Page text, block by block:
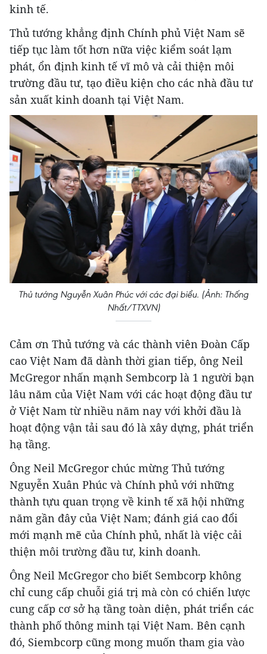
kinh tế.
Thủ tướng khẳng định Chính phủ Việt Nam sẽ
tiếp tục làm tốt hơn nữa việc kiểm soát lạm
phát, ổn định kinh tế vĩ mô và cải thiện môi
trường đầu tư, tạo điều kiện cho các nhà đầu tư
sản xuất kinh doanh tại Việt Nam.
Thủ tướng Nguyễn Xuân Phúc với các đại biểu. (Ảnh: Thống
Nhất/TTXVN)
Cảm ơn Thủ tướng và các thành viên Đoàn Cấp
cao Việt Nam đã dành thời gian tiếp, ông Neil
McGregor nhấn mạnh Sembcorp là 1 người bạn
lâu năm của Việt Nam với các hoạt động đầu tư
ở Việt Nam từ nhiều năm nay với khởi đầu là
hoạt động vận tải sau đó là xây dựng, phát triển
hạ tầng.
Ông Neil McGregor chúc mừng Thủ tướng
Nguyễn Xuân Phúc và Chính phủ với những
thành tựu quan trọng về kinh tế xã hội những
năm gần đây của Việt Nam; đánh giá cao đổi
mới mạnh mẽ của Chính phủ, nhất là việc cải
thiện môi trường đầu tư, kinh doanh.
Ông Neil McGregor cho biết Sembcorp không
chỉ cung cấp chuỗi giá trị mà còn có chiến lược
cung cấp cơ sở hạ tầng toàn diện, phát triển các
thành phố thông minh tại Việt Nam. Bên cạnh
đó, Siembcorp cũng mong muốn tham gia vào